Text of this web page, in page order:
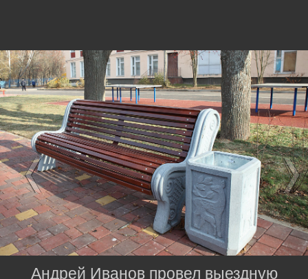
Андрей Иванов провел выездную